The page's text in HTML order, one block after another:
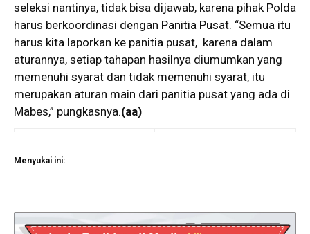
seleksi nantinya, tidak bisa dijawab, karena pihak Polda
harus berkoordinasi dengan Panitia Pusat. “Semua itu
harus kita laporkan ke panitia pusat, karena dalam
aturannya, setiap tahapan hasilnya diumumkan yang
memenuhi syarat dan tidak memenuhi syarat, itu
merupakan aturan main dari panitia pusat yang ada di
Mabes,” pungkasnya.(aa)
Menyukai ini: